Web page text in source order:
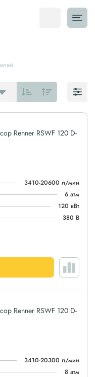
Renner RSWF 120 D-
3410-20600 л/мин
6 атм
120 кВт
380 В
Renner RSWF 120 D-
3410-20300 л/мин
8 атм